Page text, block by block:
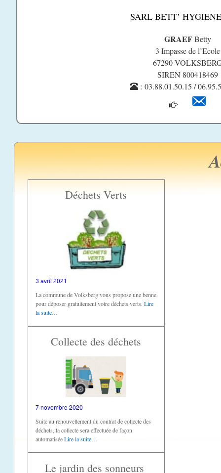
SARL BETT’
GRAEFBetty
3 Impasse de l’Ecole
67290
SIREN 800418469
: 03.88.01.50.15 /
Déchets Verts
3 avril 2021
La commune de Volksberg vous propose une benne
pour déposer gratuitement votre déchets verts. Lire
la suite…
Collecte des déchets
7 novembre 2020
Suite au renouvellement du contrat de collecte des
déchets, la collecte sera effectuée de façon
automatiséeLire la suite…
Le jardin des sonneurs